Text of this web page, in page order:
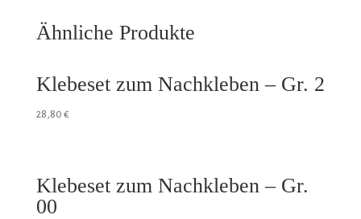
Ähnliche Produkte
Klebeset zum Nachkleben – Gr. 2
28,80 €
Klebeset zum Nachkleben – Gr.
00